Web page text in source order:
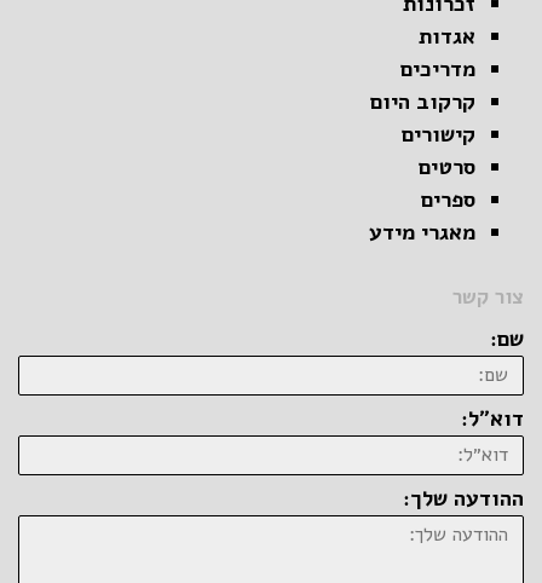
אגדות
מדריכים
קרקוב היום
קישורים
סרטים
ספרים
מאגרי מידע
צור קשר
שם:
דוא״ל:
ההודעה שלך: